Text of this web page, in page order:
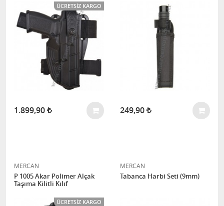
ÜCRETSIZ KARGO
1.899,90 249,90
MERCAN
P 1005 Akar Polimer Alçak
Taşıma Kilitli Kılıf
ÜCRETSIZ KARGO
MERCAN
Tabanca Harbi Seti (9mm)